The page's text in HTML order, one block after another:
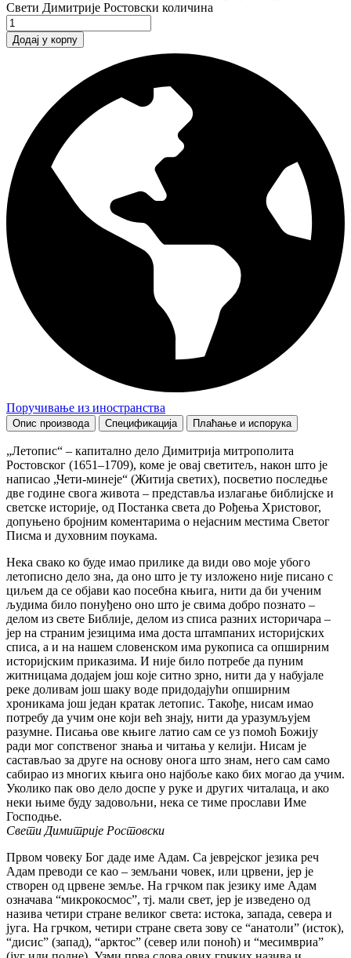
Свети Димитрије Ростовски количина
Додај у корпу
Поручивање из иностранства
Опис производа Спецификација Плаћање и испорука
„Летопис“ – капитално дело Димитрија митрополита
Ростовског (1651–1709), коме је овај светитељ, након што је
написао „Чети-минеје“ (Житија светих), посветио последње
две године свога живота – представља излагање библијске и
светске историје, од Постанка света до Рођења Христовог,
допуњено бројним коментарима о нејасним местима Светог
Писма и духовним поукама.
Нека свако ко буде имао прилике да види ово моје убого
летописно дело зна, да оно што је ту изложено није писано с
циљем да се објави као посебна књига, нити да би ученим
људима било понуђено оно што је свима добро познато –
делом из свете Библије, делом из списа разних историчара –
јер на страним језицима има доста штампаних историјских
списа, а и на нашем словенском има рукописа са опширним
историјским приказима. И није било потребе да пуним
житницама додајем још које ситно зрно, нити да у набујале
реке доливам још шаку воде придодајући опширним
хроникама још један кратак летопис. Такође, нисам имао
потребу да учим оне који већ знају, нити да уразумљујем
разумне. Писања ове књиге латио сам се уз помоћ Божију
ради мог сопственог знања и читања у келији. Нисам је
састављао за друге на основу онога што знам, него сам само
сабирао из многих књига оно најбоље како бих могао да учим.
Уколико пак ово дело доспе у руке и других читалаца, и ако
неки њиме буду задовољни, нека се тиме прослави Име
Господње.
Свети Димитрије Ростовски
Првом човеку Бог даде име Адам. Са јеврејског језика реч
Адам преводи се као – земљани човек, или црвени, јер је
створен од црвене земље. На грчком пак језику име Адам
означава “микрокосмос”, тј. мали свет, јер је изведено од
назива четири стране великог света: истока, запада, севера и
југа. На грчком, четири стране света зову се “анатоли” (исток),
“дисис” (запад), “арктос” (север или поноћ) и “месимвриа”